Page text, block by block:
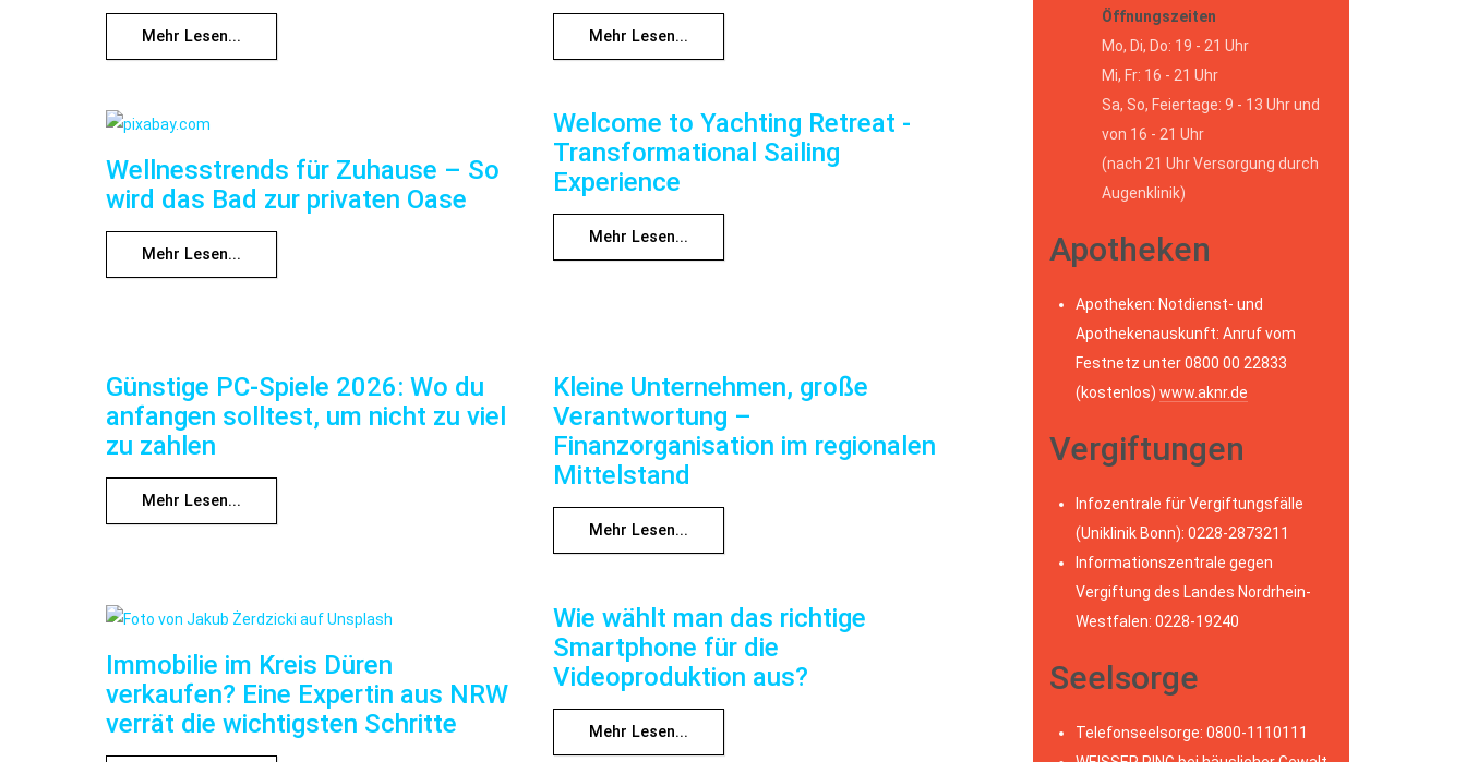
Mehr Lesen... Mehr Lesen...
Wellnesstrends für Zuhause – So
wird das Bad zur privaten Oase
Mehr Lesen...
Welcome to Yachting Retreat -
Transformational Sailing
Experience
Mehr Lesen...
Günstige PC-Spiele 2026: Wo du
anfangen solltest, um nicht zu viel
zu zahlen
Mehr Lesen...
Kleine Unternehmen, große
Verantwortung –
Finanzorganisation im regionalen
Mittelstand
Mehr Lesen...
Immobilie im Kreis Düren
verkaufen? Eine Expertin aus NRW
verrät die wichtigsten Schritte
Wie wählt man das richtige
Smartphone für die
Videoproduktion aus?
Mehr Lesen...
Öffnungszeiten
Mo, Di, Do: 19 - 21 Uhr
Mi, Fr: 16 - 21 Uhr
Sa, So, Feiertage: 9 - 13 Uhr und
von 16 - 21 Uhr
(nach 21 Uhr Versorgung durch
Augenklinik)
Apotheken
Apotheken: Notdienst- und
Apothekenauskunft: Anruf vom
Festnetz unter 0800 00 22833
(kostenlos) www.aknr.de
Vergiftungen
Infozentrale für Vergiftungsfälle
(Uniklinik Bonn): 0228-2873211
Informationszentrale gegen
Vergiftung des Landes Nordrhein-
Westfalen: 0228-19240
Seelsorge
Telefonseelsorge: 0800-1110111